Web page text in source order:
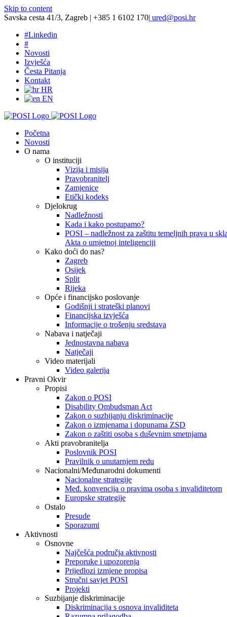
Skip to content
Savska cesta 41/3, Zagreb | +385 1 6102 170| ured@posi.hr
#Linkedin
#
Novosti
Izvješća
Česta Pitanja
Kontakt
HR
EN
Početna
Novosti
O nama
O instituciji
Vizija i misija
Pravobranitelj
Zamjenice
Etički kodeks
Djelokrug
Nadležnosti
Kada i kako postupamo?
POSI – nadležnost za zaštitu temeljnih prava u
Akta o umjetnoj inteligenciji
Kako doći do nas?
Zagreb
Osijek
Split
Rijeka
Opće i financijsko poslovanje
Godišnji i strateški planovi
Financijska izvješća
Informacije o trošenju sredstava
Nabava i natječaji
Jednostavna nabava
Natječaji
Video materijali
Video galerija
Pravni Okvir
Propisi
Zakon o POSI
Disability Ombudsman Act
Zakon o suzbijanju diskriminacije
Zakon o izmjenama i dopunama ZSD
Zakon o zaštiti osoba s duševnim smetnjama
Akti pravobranitelja
Poslovnik POSI
Pravilnik o unutarnjem redu
Nacionalni/Međunarodni dokumenti
Nacionalne strategije
Međ. konvencija o pravima osoba s invaliditetom
Europske strategije
Ostalo
Presude
Sporazumi
Aktivnosti
Osnovne
Najčešća područja aktivnosti
Preporuke i upozorenja
Prijedlozi izmjene propisa
Stručni savjet POSI
Projekti
Suzbijanje diskriminacije
Diskriminacija s osnova invaliditeta